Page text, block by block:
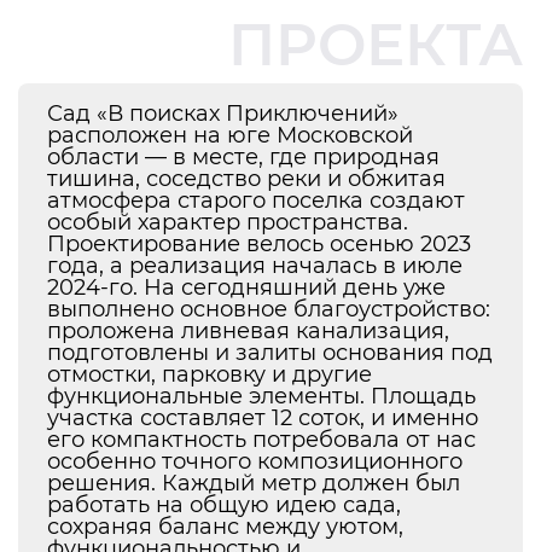
Сад «В поисках Приключений»
расположен на юге Московской
области — в месте, где природная
тишина, соседство реки и обжитая
атмосфера старого поселка создают
особый характер пространства.
Проектирование велось осенью 2023
года, а реализация началась в июле
2024-го. На сегодняшний день уже
выполнено основное благоустройство:
проложена ливневая канализация,
подготовлены и залиты основания под
отмостки, парковку и другие
функциональные элементы. Площадь
участка составляет 12 соток, и именно
его компактность потребовала от нас
особенно точного композиционного
решения. Каждый метр должен был
работать на общую идею сада,
сохраняя баланс между уютом,